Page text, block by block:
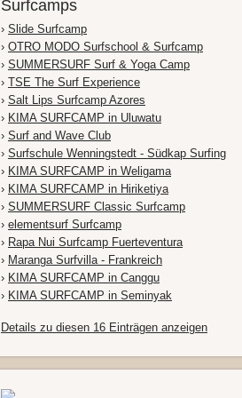
Surfcamps
› Slide Surfcamp
› OTRO MODO Surfschool & Surfcamp
› SUMMERSURF Surf & Yoga Camp
› TSE The Surf Experience
› Salt Lips Surfcamp Azores
› KIMA SURFCAMP in Uluwatu
› Surf and Wave Club
› Surfschule Wenningstedt - Südkap Surfing
› KIMA SURFCAMP in Weligama
› KIMA SURFCAMP in Hiriketiya
› SUMMERSURF Classic Surfcamp
› elementsurf Surfcamp
› Rapa Nui Surfcamp Fuerteventura
› Maranga Surfvilla - Frankreich
› KIMA SURFCAMP in Canggu
› KIMA SURFCAMP in Seminyak
Details zu diesen 16 Einträgen anzeigen